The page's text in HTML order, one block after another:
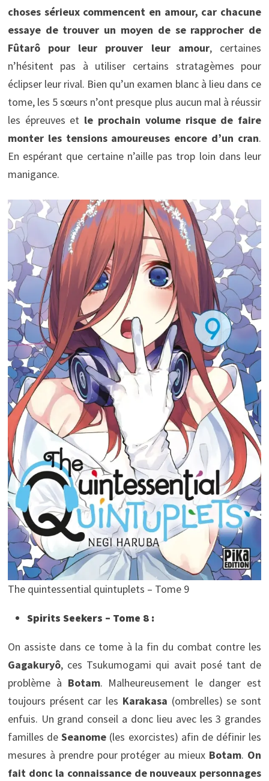
choses sérieux commencent en amour, car chacune
essaye de trouver un moyen de se rapprocher de
Fûtarô pour leur prouver leur amour, certaines
n’hésitent pas à utiliser certains stratagèmes pour
éclipser leur rival. Bien qu’un examen blanc à lieu dans ce
tome, les 5 sœurs n’ont presque plus aucun mal à réussir
les épreuves et le prochain volume risque de faire
monter les tensions amoureuses encore d’un cran.
En espérant que certaine n’aille pas trop loin dans leur
manigance.
The quintessential quintuplets – Tome 9
Spirits Seekers – Tome 8 :
On assiste dans ce tome à la fin du combat contre les
Gagakuryô, ces Tsukumogami qui avait posé tant de
problème à Botam. Malheureusement le danger est
toujours présent car les Karakasa (ombrelles) se sont
enfuis. Un grand conseil a donc lieu avec les 3 grandes
familles deSeanome (les exorcistes) afin de définir les
mesures à prendre pour protéger au mieux Botam. On
fait donc la connaissance de nouveaux personnages